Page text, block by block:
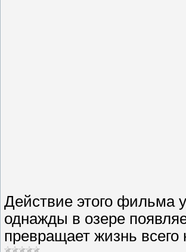
Действие этого фильма
однажды в озере
превращает жизнь